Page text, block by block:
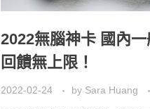
2022無腦神卡 國內
回饋無上限！
2022-02-24 by Sara Huang